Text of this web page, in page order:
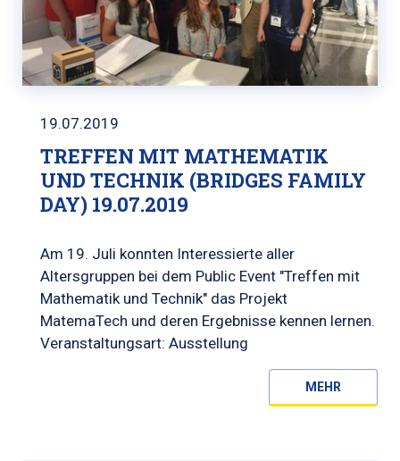
19.07.2019
TREFFEN MIT MATHEMATIK
UND TECHNIK (BRIDGES FAMILY
DAY) 19.07.2019
Am 19. Juli konnten Interessierte aller
Altersgruppen bei dem Public Event "Treffen mit
Mathematik und Technik" das Projekt
MatemaTech und deren Ergebnisse kennen lernen.
Veranstaltungsart: Ausstellung
MEHR